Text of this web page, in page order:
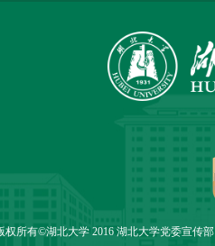
权所有©湖北大学 2016 湖北大学党委宣传部